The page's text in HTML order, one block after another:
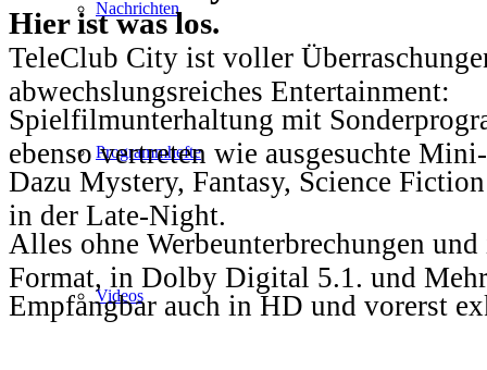
Nachrichten
Programmhefte
Videos
Hier ist was los.
TeleClub City ist voller
abwechslungsreiches Entertainment:
Spielfilmunterhaltung mit
ebenso vertreten wie ausgesuchte
Dazu Mystery, Fantasy, Science
in der Late-Night.
Alles ohne Werbeunterbrechungen
Format, in Dolby Digital 5.1. und
Empfangbar auch in HD und vorerst